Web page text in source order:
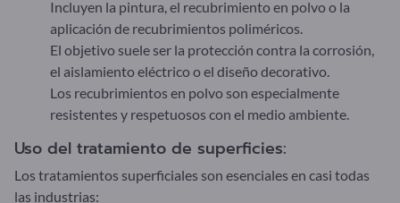
Incluyen la pintura, el recubrimiento en polvo o la
aplicación de recubrimientos poliméricos.
El objetivo suele ser la protección contra la corrosión,
el aislamiento eléctrico o el diseño decorativo.
Los recubrimientos en polvo son especialmente
resistentes y respetuosos con el medio ambiente.
Uso del tratamiento de superficies:
Los tratamientos superficiales son esenciales en casi todas
las industrias: